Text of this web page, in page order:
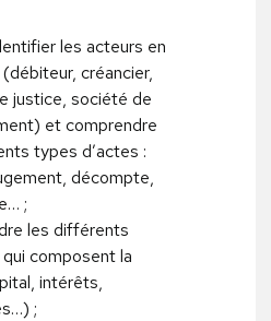
les acteurs en
créancier,
justice, société de
et comprendre
types d’actes :
décompte,
;
les différents
composent la
intérêts,
;